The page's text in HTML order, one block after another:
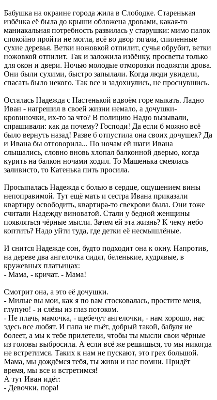
Бабушка на окраине города жила в Слободке. Старенькая
избёнка её была до крыши обложена дровами, какая-то
маниакальная потребность развилась у старушки: мимо палок
спокойно пройти не могла, всё во двор тягала, спиленные
сухие деревья. Ветки ножовкой отпилит, сучья обрубит, ветки
ножовкой отпилит. Так и заложила избёнку, просветы только
для окон и двери. Ночью молодые отморозки подожгли дрова.
Они были сухими, быстро запылали. Когда люди увидели,
спасать было некого. Так все и задохнулись, не проснувшись.
Осталась Надежда с Настенькой вдвоём горе мыкать. Ладно
Иван - нагрешил в своей жизни немало, а дочушки-
кровиночки, их-то за что? В полицию Надю вызывали,
спрашивали: как да почему? Господи! Да если б можно всё
было вернуть назад! Разве б отпустила она своих дочушек? Да
и Ивана бы отговорила... По ночам ей шаги Ивана
слышались, словно вновь хлопал балконной дверью, когда
курить на балкон ночами ходил. То Машенька смеялась
заливисто, то Катенька пить просила.
Просыпалась Надежда с болью в сердце, ощущением вины
непоправимой. Тут ещё мать и сестра Ивана приказали
квартиру освободить, квартира-то свекрови была. Они тоже
считали Надежду виноватой. Стали у бедной женщины
появляться чёрные мысли. Зачем ей эта жизнь? К чему небо
коптить? Надо уйти туда, где детки её несмышлёные.
И снится Надежде сон, будто подходит она к окну. Напротив,
на дереве два ангелочка сидят, беленькие, кудрявые, в
кружевных платьицах:
- Мама, - кричат. - Мама!
Смотрит она, а это её дочушки.
- Милые вы мои, как я по вам стосковалась, простите меня,
глупую! - и слёзы из глаз потоком.
- Не плачь, мамочка, - щебечут ангелочки, - нам хорошо, нас
здесь все любят. И папа не пьёт, добрый такой, бабуля не
болеет, а мы к тебе прилетели, чтобы ты мысли свои чёрные
из головы выбросила. А если всё же решишься, то мы никогда
не встретимся. Таких к нам не пускают, это грех большой.
Мама, мы дождёмся тебя, ты живи и нас помни. Придёт
время, мы все и встретимся!
А тут Иван идёт:
- Девочки, пора!